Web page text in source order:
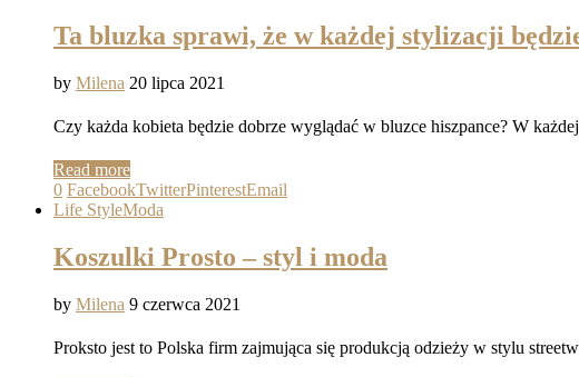
Ta bluzka sprawi, że w każdej stylizacji
by Milena 20 lipca 2021
Czy każda kobieta będzie dobrze wyglądać w bluzce hiszpance? W
Read more
0 FacebookTwitterPinterestEmail
Life StyleModa
Koszulki Prosto – styl i moda
by Milena 9 czerwca 2021
Proksto jest to Polska firm zajmująca się produkcją odzieży w stylu